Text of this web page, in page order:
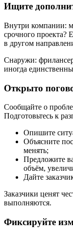
Ищите
Внутри компании:
срочного проекта?
в другом
Снаружи:
иногда
Открыто
Сообщайте о
Подготовьтесь к
Опишите
Объясните
менять;
Предложите
объём,
Дайте
Заказчики ценят
выполняются.
Фиксируйте